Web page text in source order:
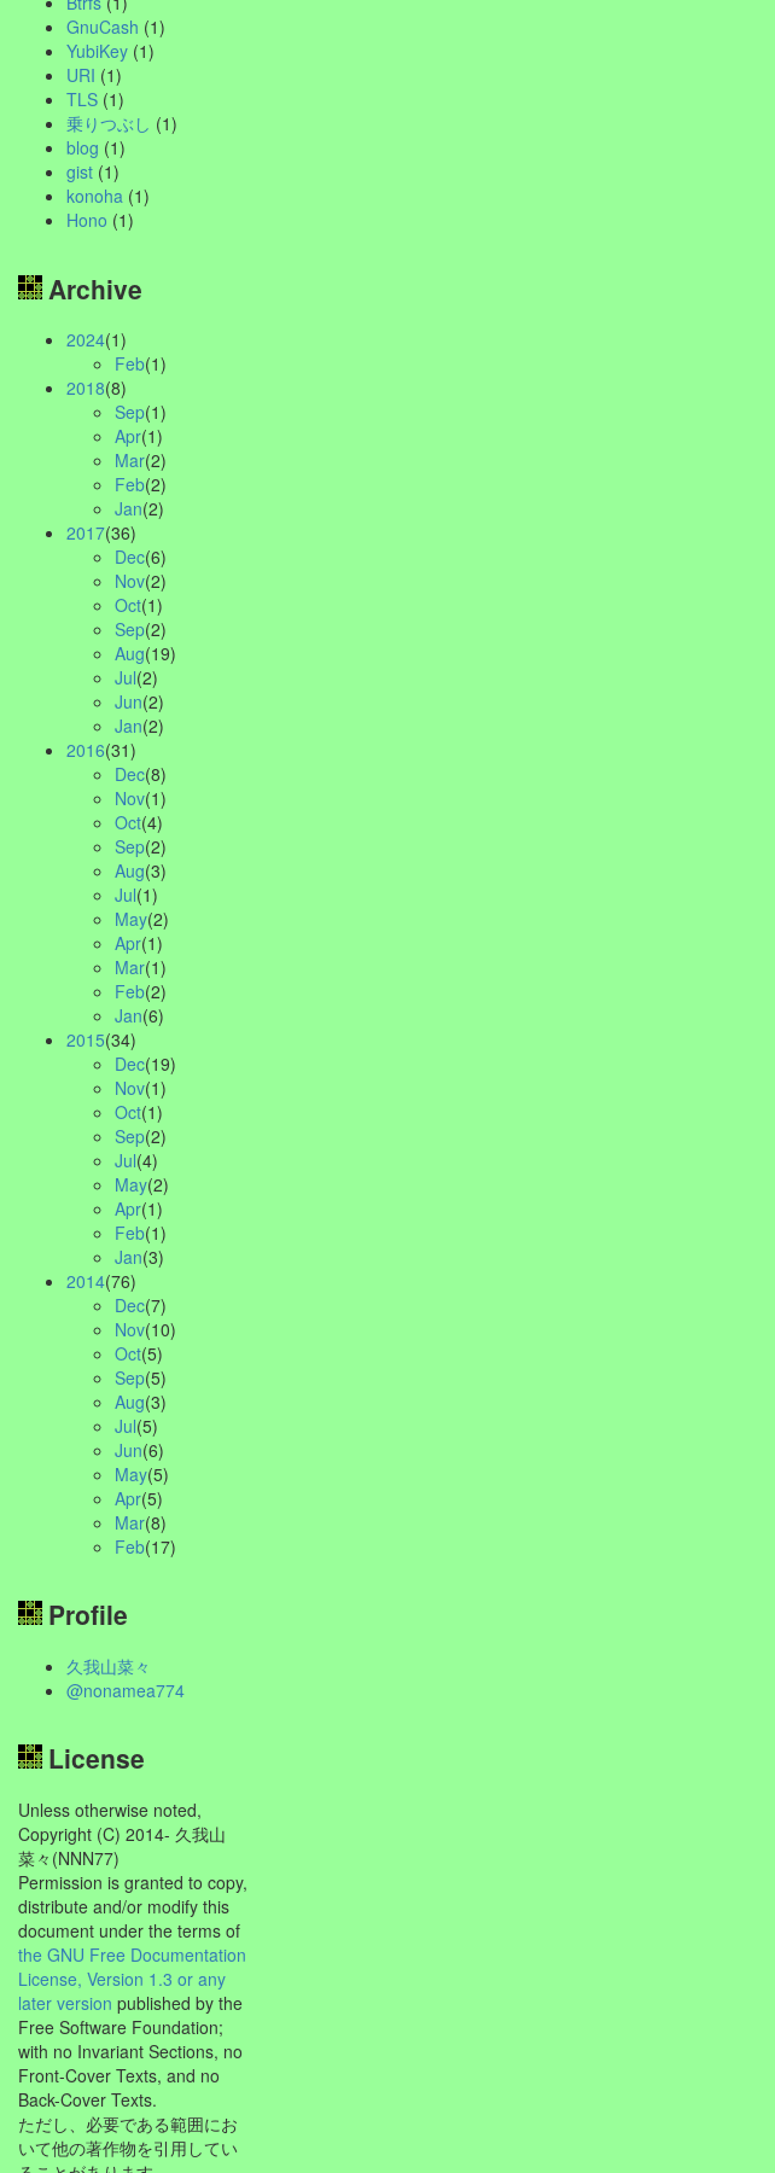
GnuCash (1)
YubiKey (1)
URI (1)
TLS (1)
乗りつぶし (1)
blog (1)
gist (1)
konoha (1)
Hono (1)
Archive
2024(1)
Feb(1)
2018(8)
Sep(1)
Apr(1)
Mar(2)
Feb(2)
Jan(2)
2017(36)
Dec(6)
Nov(2)
Oct(1)
Sep(2)
Aug(19)
Jul(2)
Jun(2)
Jan(2)
2016(31)
Dec(8)
Nov(1)
Oct(4)
Sep(2)
Aug(3)
Jul(1)
May(2)
Apr(1)
Mar(1)
Feb(2)
Jan(6)
2015(34)
Dec(19)
Nov(1)
Oct(1)
Sep(2)
Jul(4)
May(2)
Apr(1)
Feb(1)
Jan(3)
2014(76)
Dec(7)
Nov(10)
Oct(5)
Sep(5)
Aug(3)
Jul(5)
Jun(6)
May(5)
Apr(5)
Mar(8)
Feb(17)
Profile
久我山菜々
@nonamea774
License
Unless otherwise noted,
Copyright (C) 2014- 久我山
菜々(NNN77)
Permission is granted to copy,
distribute and/or modify this
document under the terms of
the GNU Free Documentation
License, Version 1.3 or any
later version published by the
Free Software Foundation;
with no Invariant Sections, no
Front-Cover Texts, and no
Back-Cover Texts.
ただし、必要である範囲にお
いて他の著作物を引用してい